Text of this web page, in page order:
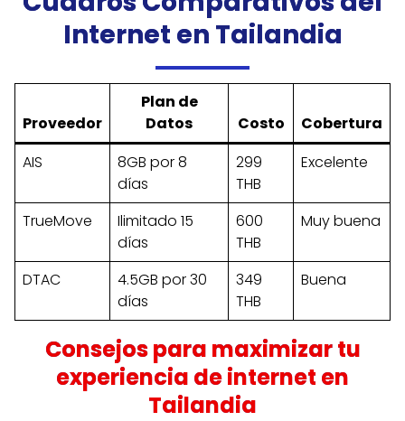
Internet en Tailandia
Proveedor
Plan de
Datos
Costo
Cobertura
AIS
8GB por 8
días
299
THB
Excelente
TrueMove
Ilimitado 15
días
600
THB
Muy buena
DTAC
4.5GB por 30
días
349
THB
Buena
Consejos para maximizar tu
experiencia de internet en
Tailandia